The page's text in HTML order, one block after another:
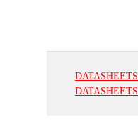
DATASHEETS
DATASHEETS